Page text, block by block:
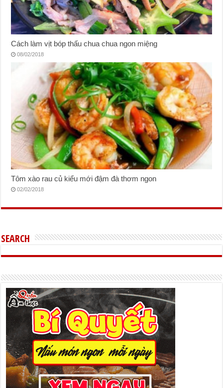
Cách làm vịt bóp thấu chua chua ngon miệng
08/02/2018
Tôm xào rau củ kiểu mới đậm đà thơm ngon
02/02/2018
SEARCH